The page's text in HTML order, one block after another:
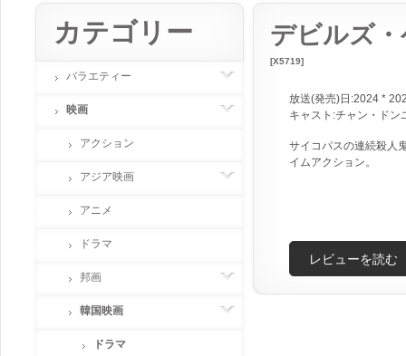
デビルズ
[X5719]
放送(発売)日:2024 *
キャスト:チャン・ドン
サイコパスの連続殺人
イムアクション。
レビューを読む
カテゴリー
バラエティー
映画
アクション
アジア映画
アニメ
ドラマ
邦画
韓国映画
ドラマ